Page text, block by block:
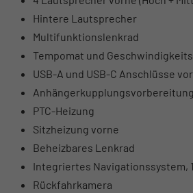
Hintere Lautsprecher
Multifunktionslenkrad
Tempomat und
USB-A und USB-C Anschlüsse
Anhängerkupplungsvorbereitung
PTC-Heizung
Sitzheizung vorne
Beheizbares Lenkrad
Integriertes Navigationssystem,
Rückfahrkamera